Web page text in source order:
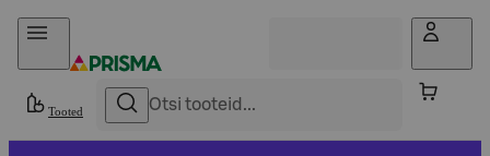
Otse sisu juurde
Tooted